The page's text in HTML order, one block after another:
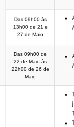
Das 09h00 às
13h00 de 21 e
27 de Maio
Das 09h00 de
22 de Maio às
22h00 de 26 de
Maio